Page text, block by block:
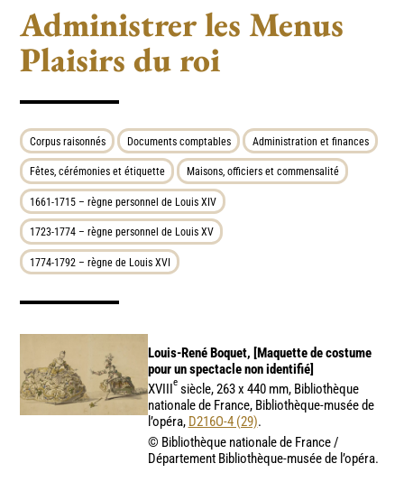
Administrer les Menus
Plaisirs du roi
Corpus raisonnés Documents comptables Administration et finances
Fêtes, cérémonies et étiquette Maisons, officiers et commensalité
1661-1715 – règne personnel de Louis XIV
1723-1774 – règne personnel de Louis XV
1774-1792 – règne de Louis XVI
Louis-René Boquet, [Maquette de costume
pour un spectacle non identifié]
XVIII
esiècle, 263 x 440 mm, Bibliothèque
nationale de France, Bibliothèque-musée de
l’opéra, D216O-4 (29).
© Bibliothèque nationale de France /
Département Bibliothèque-musée de l’opéra.